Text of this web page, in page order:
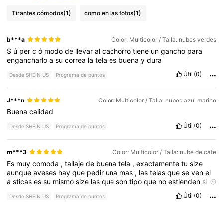
Tirantes cómodos(1) como en las fotos(1)
b***a Color: Multicolor / Talla: nubes verdes
S ú percó modode llevaralcachorrotiene ungancho para
engancharloasucorrea latelaes buenaydura
Desde SHEIN US Programa de puntos Útil (0)
J***n Color: Multicolor / Talla: nubes azul marino
Buenacalidad
Desde SHEIN US Programa de puntos Útil (0)
m***3 Color: Multicolor / Talla: nube de cafe
Es muycomoda ,tallajede buenatela ,exactamentetusize
aunqueaveses hayque pedir una mas , lastelasquesevenel
ásticasessu mismosize lasquesontipoque noestienden si
eres
muchobusto piernnasotrasero es muy
Desde SHEIN US Programa de puntos Útil (0)